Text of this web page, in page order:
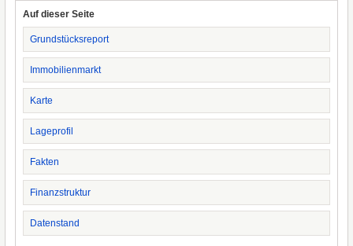
Auf dieser Seite
Grundstücksreport
Immobilienmarkt
Karte
Lageprofil
Fakten
Finanzstruktur
Datenstand